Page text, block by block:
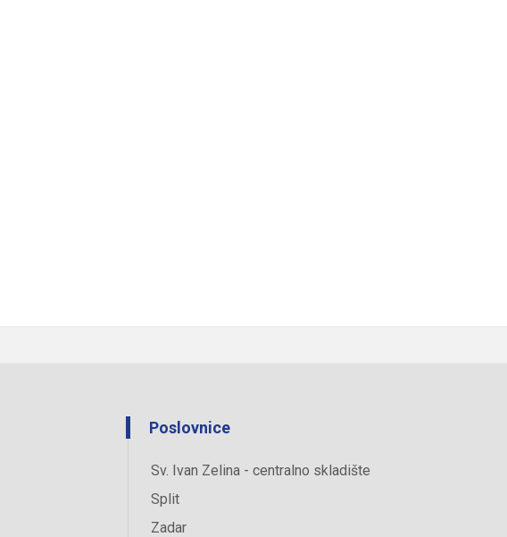
Poslovnice
Sv. Ivan Zelina - centralno skladište
Split
Zadar